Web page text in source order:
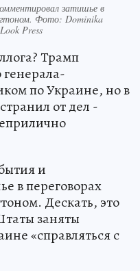
затишье в
Фото: Dominika
Press
Трамп
генерала-
по Украине, но в
от дел -
и
в переговорах
Дескать, это
заняты
«справляться с